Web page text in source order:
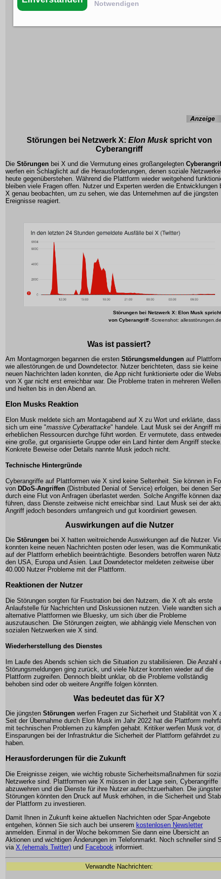
Störungen bei Netzwerk X: Elon Muskspricht von
Cyberangriff
Die Störungen bei X und die Vermutung eines großangelegten
werfen ein Schlaglicht auf die Herausforderungen, denen soziale Netzwerke
heute gegenüberstehen. Während die Plattform wieder weitgehend
bleiben viele Fragen offen. Nutzer und Experten werden die Entwicklungen
X genau beobachten, um zu sehen, wie das Unternehmen auf die jüngsten
Ereignisse reagiert.
Störungen bei Netzwerk X: Elon Musk spricht
von Cyberangriff-Screenshot: allesstörungen.de
Was ist passiert?
Am Montagmorgen begannen die ersten Störungsmeldungen auf
wie allestörungen.de und Downdetector. Nutzer berichteten, dass sie keine
neuen Nachrichten laden konnten, die App nicht funktionierte oder die
von X gar nicht erst erreichbar war. Die Probleme traten in mehreren
und hielten bis in den Abend an.
Elon Musks Reaktion
Elon Musk meldete sich am Montagabend auf X zu Wort und erklärte,
sich um eine "massive Cyberattacke" handele. Laut Musk sei der Angriff
erheblichen Ressourcen durchge führt worden. Er vermutete, dass
eine große, gut organisierte Gruppe oder ein Land hinter dem Angriff
Konkrete Beweise oder Details nannte Musk jedoch nicht.
Technische Hintergründe
Cyberangriffe auf Plattformen wie X sind keine Seltenheit. Sie können in
von DDoS-Angriffen (Distributed Denial of Service) erfolgen, bei denen
durch eine Flut von Anfragen überlastet werden. Solche Angriffe können
führen, dass Dienste zeitweise nicht erreichbar sind. Laut Musk sei der
Angriff jedoch besonders umfangreich und gut koordiniert gewesen.
Auswirkungen auf die Nutzer
Die Störungen bei X hatten weitreichende Auswirkungen auf die Nutzer.
konnten keine neuen Nachrichten posten oder lesen, was die
auf der Plattform erheblich beeinträchtigte. Besonders betroffen waren
den USA, Europa und Asien. Laut Downdetector meldeten zeitweise über
40.000 Nutzer Probleme mit der Plattform.
Reaktionen der Nutzer
Die Störungen sorgten für Frustration bei den Nutzern, die X oft als erste
Anlaufstelle für Nachrichten und Diskussionen nutzen. Viele wandten sich
alternative Plattformen wie Bluesky, um sich über die Probleme
auszutauschen. Die Störungen zeigten, wie abhängig viele Menschen von
sozialen Netzwerken wie X sind.
Wiederherstellung des Dienstes
Im Laufe des Abends schien sich die Situation zu stabilisieren. Die Anzahl
Störungsmeldungen ging zurück, und viele Nutzer konnten wieder auf die
Plattform zugreifen. Dennoch bleibt unklar, ob die Probleme vollständig
behoben sind oder ob weitere Angriffe folgen könnten.
Was bedeutet das für X?
Die jüngsten Störungen werfen Fragen zur Sicherheit und Stabilität von X
Seit der Übernahme durch Elon Musk im Jahr 2022 hat die Plattform
mit technischen Problemen zu kämpfen gehabt. Kritiker werfen Musk vor,
Einsparungen bei der Infrastruktur die Sicherheit der Plattform gefährdet zu
haben.
Herausforderungen für die Zukunft
Die Ereignisse zeigen, wie wichtig robuste Sicherheitsmaßnahmen für
Netzwerke sind. Plattformen wie X müssen in der Lage sein, Cyberangriffe
abzuwehren und die Dienste für ihre Nutzer aufrechtzuerhalten. Die
Störungen könnten den Druck auf Musk erhöhen, in die Sicherheit und
der Plattform zu investieren.
Damit Ihnen in Zukunft keine aktuellen Nachrichten oder Spar-Angebote
entgehen, können Sie sich auch bei unserem kostenlosen Newsletter
anmelden. Einmal in der Woche bekommen Sie dann eine Übersicht an
Aktionen und wichtigen Änderungen im Telefonmarkt. Noch schneller sind
via X (ehemals Twitter) und Facebook informiert.
Verwandte Nachrichten:
Notwendigen